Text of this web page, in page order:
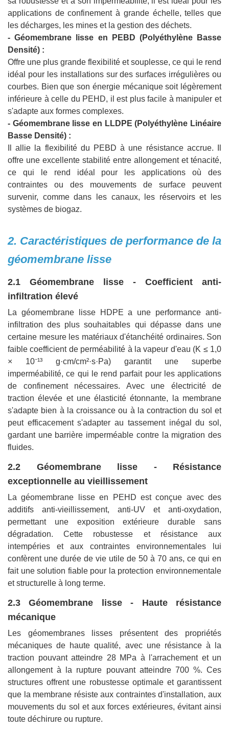
applications de confinement à grande échelle, telles que
les décharges, les mines et la gestion des déchets.
- Géomembrane lisse en PEBD (Polyéthylène Basse
Densité) :
Offre une plus grande flexibilité et souplesse, ce qui le rend
idéal pour les installations sur des surfaces irrégulières ou
courbes. Bien que son énergie mécanique soit légèrement
inférieure à celle du PEHD, il est plus facile à manipuler et
s'adapte aux formes complexes.
- Géomembrane lisse en LLDPE (Polyéthylène Linéaire
Basse Densité) :
Il allie la flexibilité du PEBD à une résistance accrue. Il
offre une excellente stabilité entre allongement et ténacité,
ce qui le rend idéal pour les applications où des
contraintes ou des mouvements de surface peuvent
survenir, comme dans les canaux, les réservoirs et les
systèmes de biogaz.
2. Caractéristiques de performance de la
géomembrane lisse
2.1 Géomembrane lisse - Coefficient anti-
infiltration élevé
La géomembrane lisse HDPE a une performance anti-
infiltration des plus souhaitables qui dépasse dans une
certaine mesure les matériaux d'étanchéité ordinaires. Son
faible coefficient de perméabilité à la vapeur d'eau (K ≤ 1,0
× 10⁻¹³ g·cm/cm²·s·Pa) garantit une superbe
imperméabilité, ce qui le rend parfait pour les applications
de confinement nécessaires. Avec une électricité de
traction élevée et une élasticité étonnante, la membrane
s'adapte bien à la croissance ou à la contraction du sol et
peut efficacement s'adapter au tassement inégal du sol,
gardant une barrière imperméable contre la migration des
fluides.
2.2 Géomembrane lisse - Résistance
exceptionnelle au vieillissement
La géomembrane lisse en PEHD est conçue avec des
additifs anti-vieillissement, anti-UV et anti-oxydation,
permettant une exposition extérieure durable sans
dégradation. Cette robustesse et résistance aux
intempéries et aux contraintes environnementales lui
confèrent une durée de vie utile de 50 à 70 ans, ce qui en
fait une solution fiable pour la protection environnementale
et structurelle à long terme.
2.3 Géomembrane lisse - Haute résistance
mécanique
Les géomembranes lisses présentent des propriétés
mécaniques de haute qualité, avec une résistance à la
traction pouvant atteindre 28 MPa à l'arrachement et un
allongement à la rupture pouvant atteindre 700 %. Ces
structures offrent une robustesse optimale et garantissent
que la membrane résiste aux contraintes d'installation, aux
mouvements du sol et aux forces extérieures, évitant ainsi
toute déchirure ou rupture.